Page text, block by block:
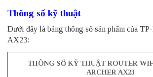
Thông số kỹ thuật
Dưới đây là bảng thông số sản phẩm của
AX23:
THÔNG SỐ KỸ THUẬT ROUTER
ARCHER AX23